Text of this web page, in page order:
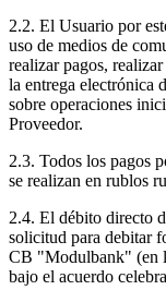
2.2. El Usuario por
uso de medios de
realizar pagos,
la entrega electrónica
sobre operaciones
Proveedor.
2.3. Todos los pagos
se realizan en rublos
2.4. El débito directo
solicitud para debitar
CB "Modulbank" (en
bajo el acuerdo